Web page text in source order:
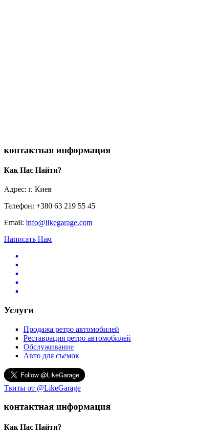
контактная информация
Как Нас Найти?
Адрес: г. Киев
Телефон: +380 63 219 55 45
Email: info@likegarage.com
Написать Нам
Услуги
Продажа ретро автомобилей
Реставрация ретро автомобилей
Обслуживание
Авто для съемок
Твиты от @LikeGarage
контактная информация
Как Нас Найти?